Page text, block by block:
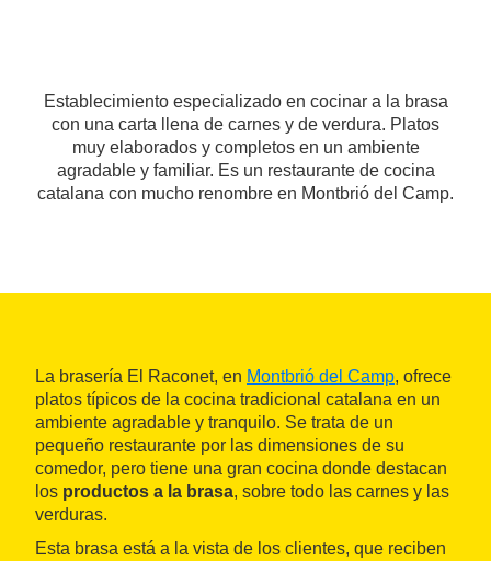
Establecimiento especializado en cocinar a la brasa
con una carta llena de carnes y de verdura. Platos
muy elaborados y completos en un ambiente
agradable y familiar. Es un restaurante de cocina
catalana con mucho renombre en Montbrió del Camp.
La brasería El Raconet, en Montbrió del Camp, ofrece
platos típicos de la cocina tradicional catalana en un
ambiente agradable y tranquilo. Se trata de un
pequeño restaurante por las dimensiones de su
comedor, pero tiene una gran cocina donde destacan
los productos a la brasa, sobre todo las carnes y las
verduras.
Esta brasa está a la vista de los clientes, que reciben